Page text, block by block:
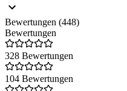
Bewertungen (448)
Bewertungen
328 Bewertungen
104 Bewertungen